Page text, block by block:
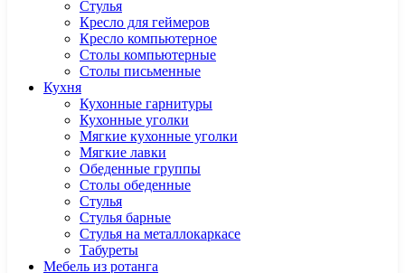
Cтулья
Кресло для геймеров
Кресло компьютерное
Столы компьютерные
Столы письменные
Кухня
Кухонные гарнитуры
Кухонные уголки
Мягкие кухонные уголки
Мягкие лавки
Обеденные группы
Столы обеденные
Стулья
Стулья барные
Стулья на металлокаркасе
Табуреты
Мебель из ротанга